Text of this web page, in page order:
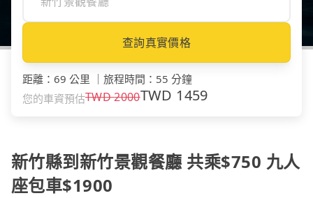
查詢真實價格
距離 ： 69 公里 旅程時間 ： 55 分鐘
您的車資預估TWD2000TWD 1459
新竹縣到新竹景觀餐廳 共乘$750 九人
座包車$1900